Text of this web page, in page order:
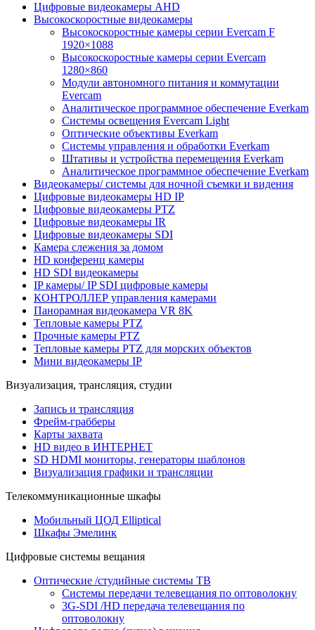
Цифровые видеокамеры AHD
Высокоскоростные видеокамеры
Высокоскоростные камеры серии Evercam F
1920×1088
Высокоскоростные камеры серии Evercam
1280×860
Модули автономного питания и коммутации
Evercam
Аналитическое программное обеспечение Everkam
Системы освещения Evercam Light
Оптические объективы Everkam
Системы управления и обработки Everkam
Штативы и устройства перемещения Everkam
Аналитическое программное обеспечение Everkam
Видеокамеры/ системы для ночной съемки и видения
Цифровые видеокамеры HD IP
Цифровые видеокамеры PTZ
Цифровые видеокамеры IR
Цифровые видеокамеры SDI
Камера слежения за домом
HD конференц камеры
HD SDI видеокамеры
IP камеры/ IP SDI цифровые камеры
КОНТРОЛЛЕР управления камерами
Панорамная видеокамера VR 8K
Тепловые камеры PTZ
Прочные камеры PTZ
Тепловые камеры PTZ для морских объектов
Мини видеокамеры IP
Визуализация, трансляция, студии
Запись и трансляция
Фрейм-грабберы
Карты захвата
HD видео в ИНТЕРНЕТ
SD HDMI мониторы, генераторы шаблонов
Визуализация графики и трансляции
Телекоммуникационные шкафы
Мобильный ЦОД Elliptical
Шкафы Эмелинк
Цифровые системы вещания
Оптические /студийные системы ТВ
Системы передачи телевещания по оптоволокну
3G-SDI /HD передача телевещания по
оптоволокну